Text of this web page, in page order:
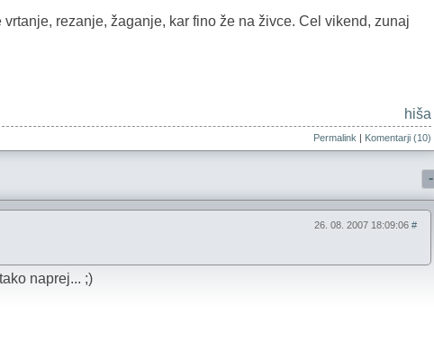
rezanje, žaganje, kar fino že na živce. Cel vikend, zunaj
hiša
Permalink | Komentarji (10)
-
26. 08. 2007 18:09:06 #
naprej... ;)